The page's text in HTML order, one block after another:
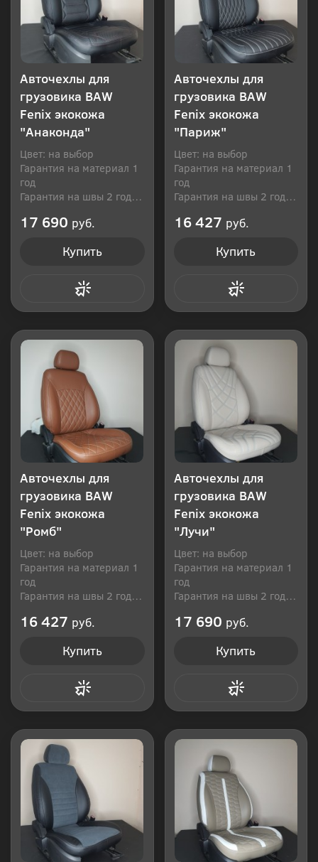
Авточехлы для
грузовика BAW
Fenix экокожа
"Анаконда"
Цвет: на выбор
Гарантия на материал 1
год
Гарантия на швы 2 года
17 690 руб.
Купить
Авточехлы для
грузовика BAW
Fenix экокожа
"Париж"
Цвет: на выбор
Гарантия на материал 1
год
Гарантия на швы 2 года
16 427 руб.
Купить
Авточехлы для
грузовика BAW
Fenix экокожа
"Ромб"
Цвет: на выбор
Гарантия на материал 1
год
Гарантия на швы 2 года
16 427 руб.
Купить
Авточехлы для
грузовика BAW
Fenix экокожа
"Лучи"
Цвет: на выбор
Гарантия на материал 1
год
Гарантия на швы 2 года
17 690 руб.
Купить